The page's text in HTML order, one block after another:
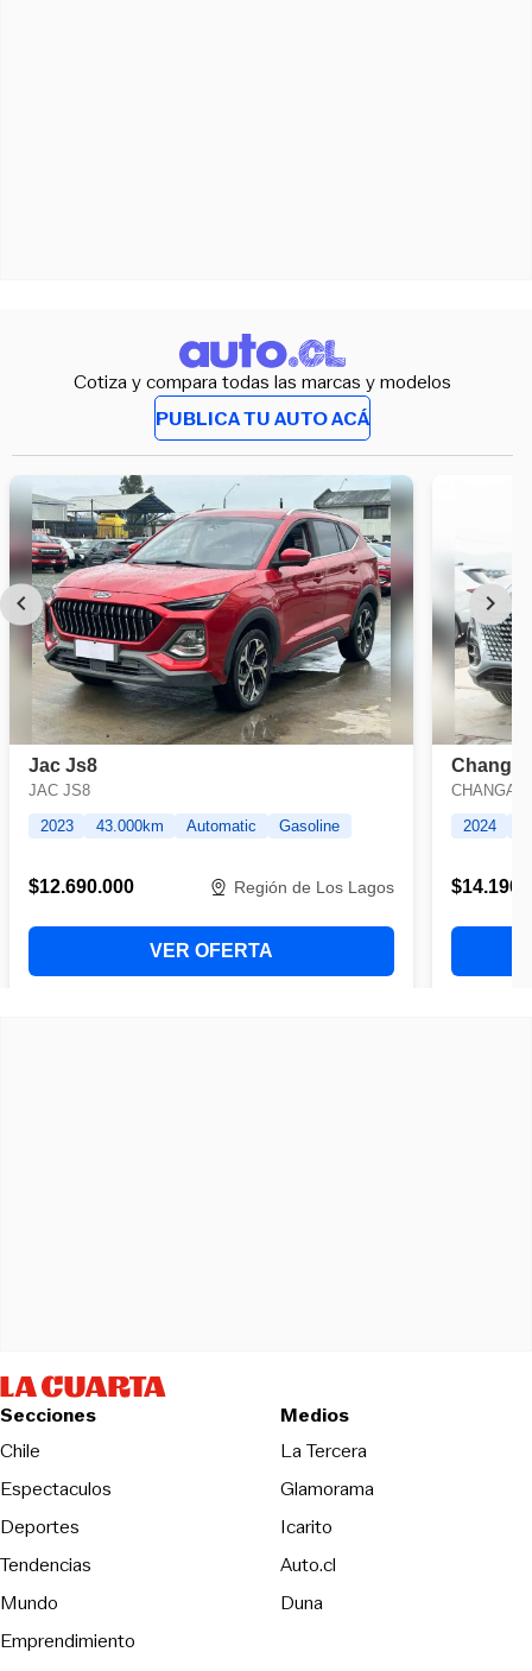
Cotiza y compara todas las marcas y modelos
PUBLICA TU AUTO ACÁ
Secciones
Chile
Espectaculos
Deportes
Tendencias
Mundo
Emprendimiento
Medios
La TerceraOpens in new
Glamorama
Icarito
Auto.cl
DunaOpens in new window